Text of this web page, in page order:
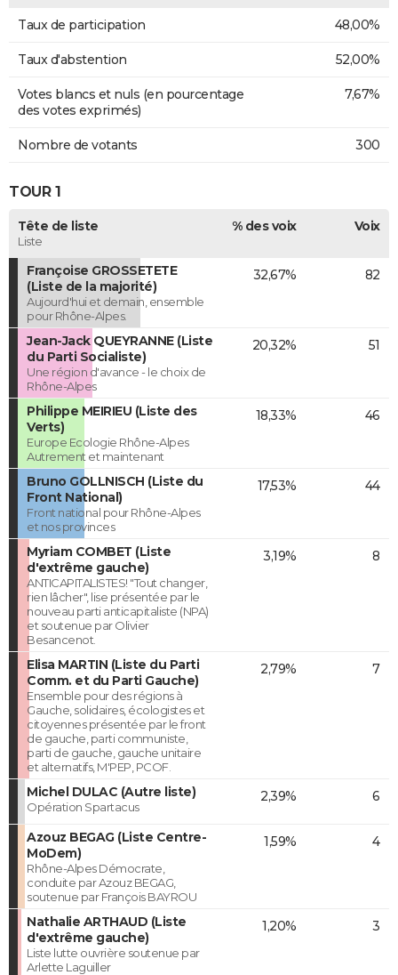
Taux de participation 48,00%
Taux d'abstention 52,00%
Votes blancs et nuls (en pourcentage
des votes exprimés)
7,67%
Nombre de votants 300
TOUR 1
Tête de liste
Liste
% des voix Voix
Françoise GROSSETETE
(Liste de la majorité)
Aujourd'hui et demain, ensemble
pour Rhône-Alpes.
32,67% 82
Jean-Jack QUEYRANNE (Liste
du Parti Socialiste)
Une région d'avance - le choix de
Rhône-Alpes
20,32% 51
Philippe MEIRIEU (Liste des
Verts)
Europe Ecologie Rhône-Alpes
Autrement et maintenant
18,33% 46
Bruno GOLLNISCH (Liste du
Front National)
Front national pour Rhône-Alpes
et nos provinces
17,53% 44
Myriam COMBET (Liste
d'extrême gauche)
ANTICAPITALISTES! "Tout changer,
rien lâcher", lise présentée par le
nouveau parti anticapitaliste (NPA)
et soutenue par Olivier
Besancenot.
3,19% 8
Elisa MARTIN (Liste du Parti
Comm. et du Parti Gauche)
Ensemble pour des régions à
Gauche, solidaires, écologistes et
citoyennes présentée par le front
de gauche, parti communiste,
parti de gauche, gauche unitaire
et alternatifs, M'PEP, PCOF.
2,79% 7
Michel DULAC (Autre liste)
Opération Spartacus
2,39% 6
Azouz BEGAG (Liste Centre-
MoDem)
Rhône-Alpes Démocrate,
conduite par Azouz BEGAG,
soutenue par François BAYROU
1,59% 4
Nathalie ARTHAUD (Liste
d'extrême gauche)
Liste lutte ouvrière soutenue par
Arlette Laguiller
1,20% 3